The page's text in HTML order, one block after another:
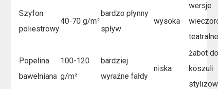
Szyfon
poliestrowy
40-70 g/m²
bardzo płynny
spływ
wysoka
wersje
Popelina
bawełniana
100-120
g/m²
bardziej
wyraźne fałdy
niska
żabot
koszuli